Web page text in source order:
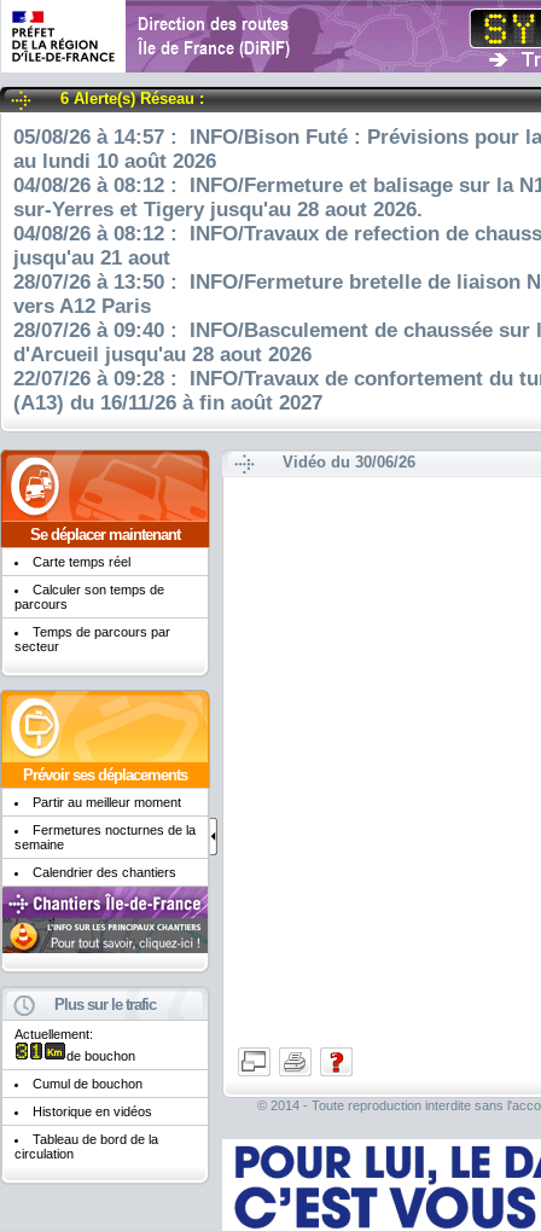
6 Alerte(s) Réseau :
05/08/26 à 14:57 : INFO/Bison Futé : Prévisions pour
au lundi 10 août 2026
04/08/26 à 08:12 : INFO/Fermeture et balisage sur la
sur-Yerres et Tigery jusqu'au 28 aout 2026.
04/08/26 à 08:12 : INFO/Travaux de refection de
jusqu'au 21 aout
28/07/26 à 13:50 : INFO/Fermeture bretelle de liaison
vers A12 Paris
28/07/26 à 09:40 : INFO/Basculement de chaussée sur
d'Arcueil jusqu'au 28 aout 2026
22/07/26 à 09:28 : INFO/Travaux de confortement du
(A13) du 16/11/26 à fin août 2027
Se déplacer maintenant
Carte temps réel
Calculer son temps de
parcours
Temps de parcours par
secteur
Prévoir ses déplacements
Partir au meilleur moment
Fermetures nocturnes de la
semaine
Calendrier des chantiers
Plus sur le trafic
Actuellement:
de bouchon
Cumul de bouchon
Historique en vidéos
Tableau de bord de la
circulation
Vidéo du 30/06/26
© 2014 - Toute reproduction interdite sans